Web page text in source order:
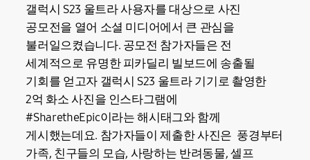
갤럭시 S23 울트라 사용자를 대상으로 사진
공모전을 열어 소셜 미디어에서 큰 관심을
불러일으켰습니다. 공모전 참가자들은 전
세계적으로 유명한 피카딜리 빌보드에 송출될
기회를 얻고자 갤럭시 S23 울트라 기기로 촬영한
2억 화소 사진을 인스타그램에
#SharetheEpic이라는 해시태그와 함께
게시했는데요. 참가자들이 제출한 사진은 풍경부터
가족, 친구들의 모습, 사랑하는 반려동물, 셀프